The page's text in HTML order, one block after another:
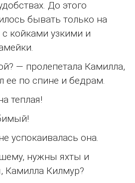
До этого
бывать только на
с койками узкими и
— пролепетала Камилла,
ее по спине и бедрам.
теплая!
успокаивалась она.
нужны яхты и
Килмур?